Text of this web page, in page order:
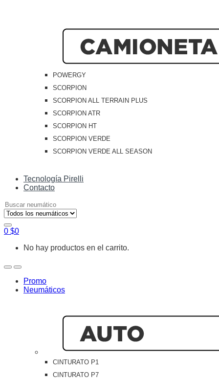
POWERGY
SCORPION
SCORPION ALL TERRAIN PLUS
SCORPION ATR
SCORPION HT
SCORPION VERDE
SCORPION VERDE ALL SEASON
Tecnología Pirelli
Contacto
Search
for:
0 $0
No hay productos en el carrito.
OpenClose
Promo
Neumáticos
CINTURATO P1
CINTURATO P7